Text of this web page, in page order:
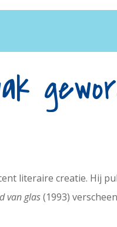
literaire creatie. Hij
van glas(1993)